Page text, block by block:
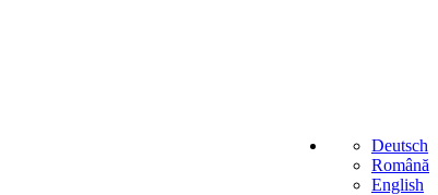
Deutsch
Română
English